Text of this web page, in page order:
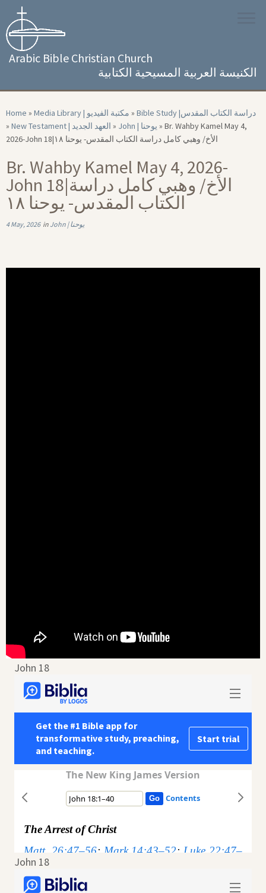
content
Arabic Bible Christian Church
الكنيسة العربية المسيحية الكتابية
Home » Media Library | مكتبة الفيديو »
Bible Study |‏ دراسة الكتاب المقدس
»
New Testament | العهد الجديد » John | يوحنا » Br. Wahby Kamel May 4,
2026-John 18|‏ الأخ/ وهبي كامل دراسة الكتاب المقدس- يوحنا ۱۸
Br. Wahby Kamel May 4, 2026-
John 18|‏ الأخ/ وهبي كامل دراسة
الكتاب المقدس- يوحنا ۱۸
4 May, 2026in John | يوحنا
John 18
John 18